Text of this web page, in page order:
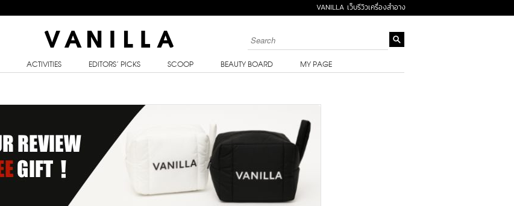
VANILLA เว็บรีวิวเครื่องสำอาง
ACTIVITIES EDITORS’ PICKS SCOOP BEAUTY BOARD MY PAGE